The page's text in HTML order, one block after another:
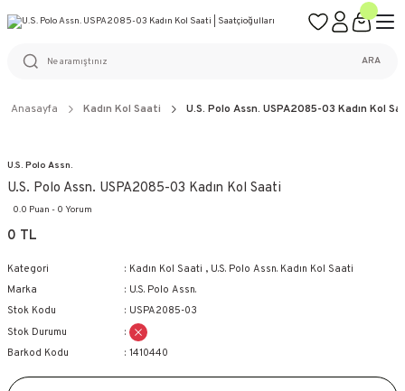
%100 ORİJİNAL ÜRÜN GARANTİSİ
ARA
Anasayfa Kadın Kol Saati U.S. Polo Assn. USPA2085-03 Kadın Kol
U.S. Polo Assn.
U.S. Polo Assn. USPA2085-03 Kadın Kol Saati
0.0 Puan - 0 Yorum
0 TL
Kategori Kadın Kol Saati , U.S. Polo Assn. Kadın Kol Saati
Marka
U.S. Polo Assn.
Stok Kodu
USPA2085-03
Stok Durumu
Barkod Kodu
1410440